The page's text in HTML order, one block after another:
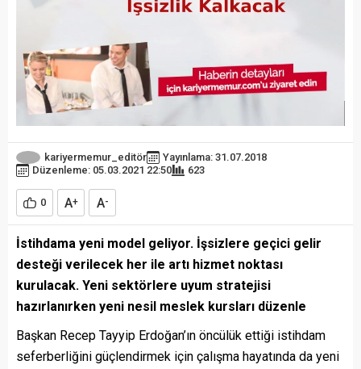
kariyermemur_editör
Yayınlama: 31.07.2018
Düzenleme: 05.03.2021 22:50
623
0 A+ A-
İstihdama yeni model geliyor. İşsizlere geçici gelir
desteği verilecek her ile artı hizmet noktası
kurulacak. Yeni sektörlere uyum stratejisi
hazırlanırken yeni nesil meslek kursları düzenle
Başkan Recep Tayyip Erdoğan’ın öncülük ettiği istihdam
seferberliğini güçlendirmek için çalışma hayatında da yeni